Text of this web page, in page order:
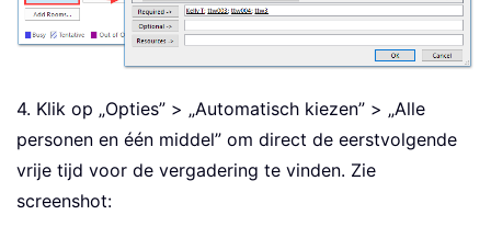
4. Klik op „Opties” > „Automatisch kiezen” > „Alle
personen en één middel” om direct de eerstvolgende
vrije tijd voor de vergadering te vinden. Zie
screenshot: